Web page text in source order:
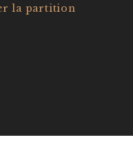
la partition